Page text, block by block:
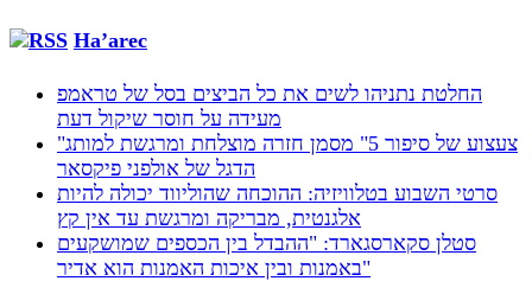
Ha’arec
החלטת נתניהו לשים את כל הביצים בסל של טראמפ
מעידה על חוסר שיקול דעת
"צעצוע של סיפור 5" מסמן חזרה מוצלחת ומרגשת למותג
הדגל של אולפני פיקסאר
סרטי השבוע בטלוויזיה: ההוכחה שהוליווד יכולה להיות
אלגנטית, מבריקה ומרגשת עד אין קץ
סטלן סקארסגארד: "ההבדל בין הכספים שמושקעים
באמנות ובין איכות האמנות הוא אדיר"